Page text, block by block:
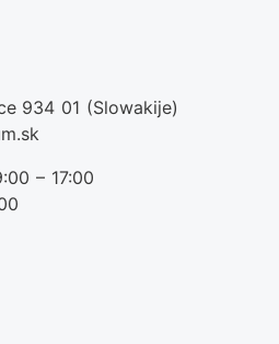
934 01 (Slowakije)
– 17:00